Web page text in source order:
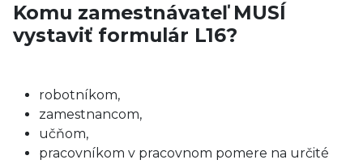
Komu zamestnávateľ MUSÍ
vystaviť formulár L16?
robotníkom,
zamestnancom,
učňom,
pracovníkom v pracovnom pomere na určité